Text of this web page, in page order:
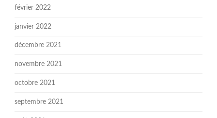
février 2022
janvier 2022
décembre 2021
novembre 2021
octobre 2021
septembre 2021